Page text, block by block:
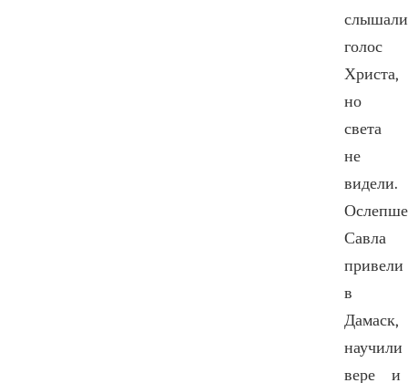
слышали
голос
Христа,
но
света
не
видели.
Савла
привели
в
Дамаск,
научили
вере и